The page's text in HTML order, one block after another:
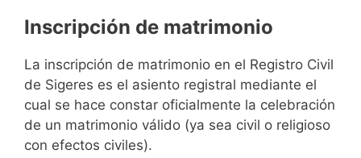
Inscripción de matrimonio
La inscripción de matrimonio en el Registro Civil
de Sigeres es el asiento registral mediante el
cual se hace constar oficialmente la celebración
de un matrimonio válido (ya sea civil o religioso
con efectos civiles).